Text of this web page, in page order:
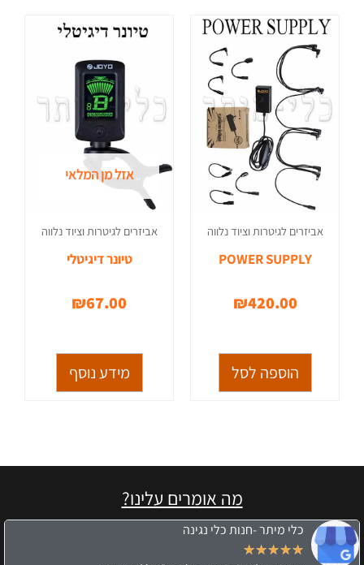
אביזרים לגיטרות וציוד נלווה
POWER SUPPLY
₪420.00
הוספה לסל
אזל מן המלאי
אביזרים לגיטרות וציוד נלווה
טיונר דיגיטלי
₪67.00
מידע נוסף
מה אומרים עלינו?
כלי מיתר -חנות כלי נגינה
★
★
★
★
★